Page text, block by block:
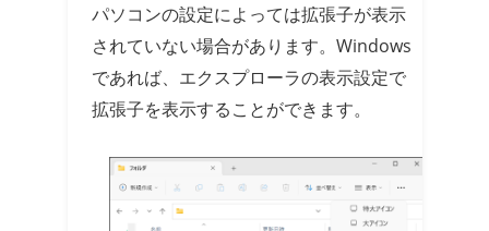
パソコンの設定によっては拡張子が表示
されていない場合があります。Windows
であれば、エクスプローラの表示設定で
拡張子を表示することができます。